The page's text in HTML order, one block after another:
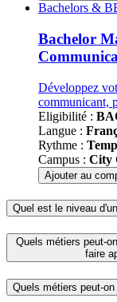
Famille
programmes
Bachelors &
Bachelor
Développez
communicant,
Eligibilité :
Langue :
Rythme :
Campus : City
Ajouter au
Quel est le niveau
Quels métiers peut-
faire
Quels métiers peut-